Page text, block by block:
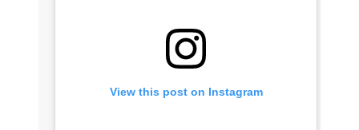
View this post on Instagram